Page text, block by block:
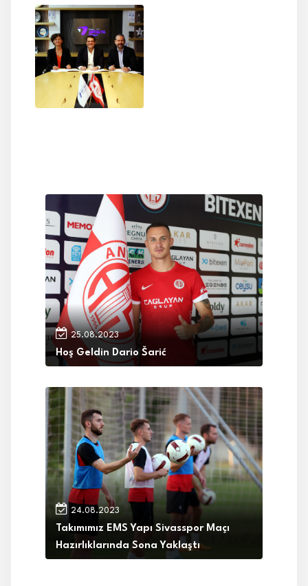
25.08.2023
Hoş Geldin Dario Šarić
24.08.2023
Takımımız EMS Yapı Sivasspor Maçı
Hazırlıklarında Sona Yaklaştı